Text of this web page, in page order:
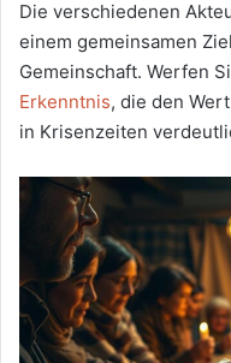
Die verschiedenen
einem gemeinsamen
Gemeinschaft. Werfen
Erkenntnis, die den
in Krisenzeiten